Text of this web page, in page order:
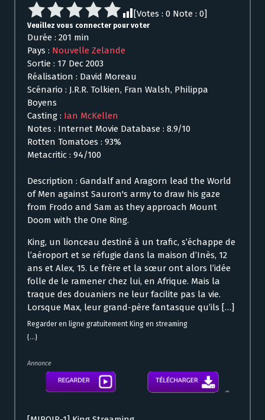
[Votes : 0 Note : 0]
Veuillez vous connecter pour voter
Durée : 201 min
Pays : Nouvelle Zelande
Sortie : 17 Dec 2003
Réalisation : David Moreau
Scénario : J.R.R. Tolkien, Fran Walsh, Philippa
Boyens
Casting : Ian McKellen
Notes : Internet Movie Database : 8.9/10
Rotten Tomatoes : 93%
Metacritic : 94/100
Description : Gandalf and Aragorn lead the World
of Men against Sauron's army to draw his gaze
from Frodo and Sam as they approach Mount
Doom with the One Ring.
King, un lionceau destiné à un trafic, s’échappe de
l’aéroport et se réfugie dans la maison d’Inès, 12
ans et Alex, 15. Le frère et la sœur ont alors l’idée
folle de le ramener chez lui, en Afrique. Mais la
traque des douaniers ne leur facilite pas la vie.
Lorsque Max, leur grand-père fantasque qu’ils […]
Regarder en ligne gratuitement King en streaming
{...}
Annonce